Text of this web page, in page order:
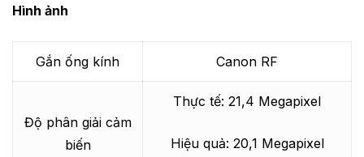
Hình ảnh
Gắn ống kính Canon RF
Độ phân giải cảm
biến
Thực tế: 21,4 Megapixel
Hiệu quả: 20,1 Megapixel